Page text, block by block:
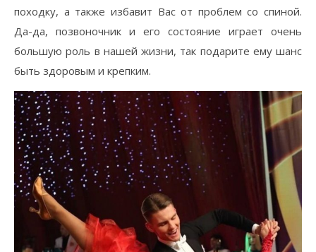
походку, а также избавит Вас от проблем со спиной.
Да-да, позвоночник и его состояние играет очень
большую роль в нашей жизни, так подарите ему шанс
быть здоровым и крепким.